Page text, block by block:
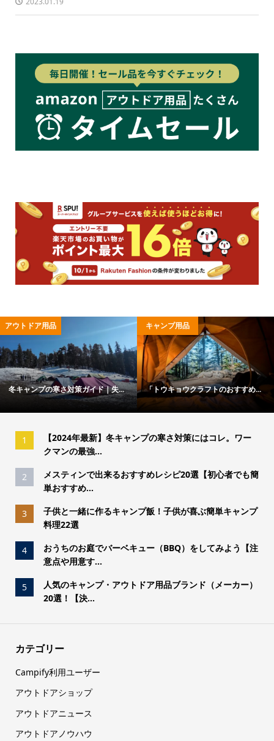
アウトドア用品
冬キャンプの寒さ対策ガイド｜失...
キャンプ用品
「トウキョウクラフトのおすすめ...
1
【2024年最新】冬キャンプの寒さ対策にはコレ。ワー
クマンの最強...
2
メスティンで出来るおすすめレシピ20選【初心者でも簡
単おすすめ...
3
子供と一緒に作るキャンプ飯！子供が喜ぶ簡単キャンプ
料理22選
4
おうちのお庭でバーベキュー（BBQ）をしてみよう【注
意点や用意す...
5
人気のキャンプ・アウトドア用品ブランド（メーカー）
20選！【決...
カテゴリー
Campify利用ユーザー
アウトドアショップ
アウトドアニュース
アウトドアノウハウ